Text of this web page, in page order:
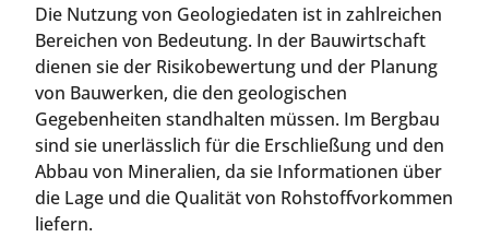
Die Nutzung von Geologiedaten ist in zahlreichen
Bereichen von Bedeutung. In der Bauwirtschaft
dienen sie der Risikobewertung und der Planung
von Bauwerken, die den geologischen
Gegebenheiten standhalten müssen. Im Bergbau
sind sie unerlässlich für die Erschließung und den
Abbau von Mineralien, da sie Informationen über
die Lage und die Qualität von Rohstoffvorkommen
liefern.